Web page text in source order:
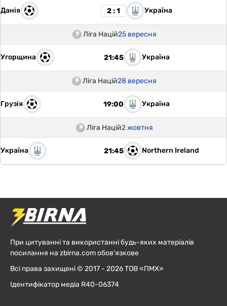
Данія 2 : 1 Україна
Ліга Націй25 вересня
Угорщина 21:45 Україна
Ліга Націй28 вересня
Грузія 19:00 Україна
Ліга Націй2 жовтня
Україна 21:45 Northern Ireland
При цитуванні та використанні будь-яких матеріалів
посилання на zbirna.com обов'язкове
Всі права захищені © 2017 - 2026 ТОВ «ПМХ»
Ідентифікатор медіа R40-06374